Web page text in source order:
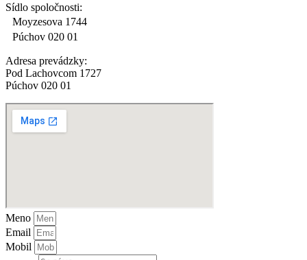
Sídlo spoločnosti:
Moyzesova 1744
Púchov 020 01
Adresa prevádzky:
Pod Lachovcom 1727
Púchov 020 01
Meno
Email
Mobil